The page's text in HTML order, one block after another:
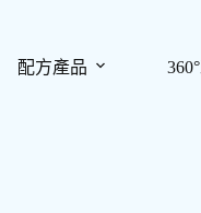
配方產品